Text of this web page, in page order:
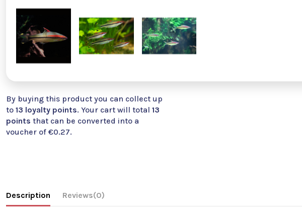
By buying this product you can collect up
to 13 loyalty points. Your cart will total 13
points that can be converted into a
voucher of €0.27.
Description Reviews(0)